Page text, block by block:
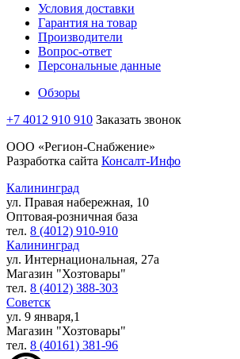
Условия доставки
Гарантия на товар
Производители
Вопрос-ответ
Персональные данные
Обзоры
+7 4012 910 910 Заказать звонок
ООО «Регион-Снабжение»
Разработка сайта Консалт-Инфо
Калининград
ул. Правая набережная, 10
Оптовая-розничная база
тел. 8 (4012) 910-910
Калининград
ул. Интернациональная, 27а
Магазин "Хозтовары"
тел. 8 (4012) 388-303
Советск
ул. 9 января,1
Магазин "Хозтовары"
тел. 8 (40161) 381-96